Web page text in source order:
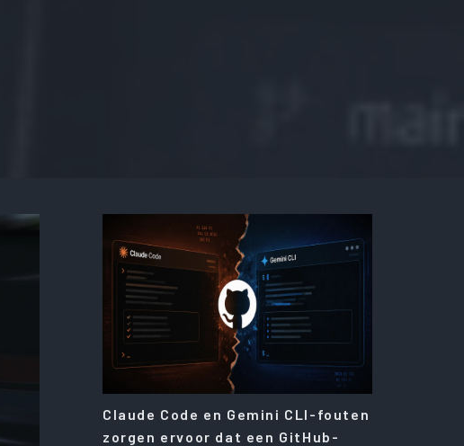
Claude Code en Gemini CLI-fouten
zorgen ervoor dat een GitHub-